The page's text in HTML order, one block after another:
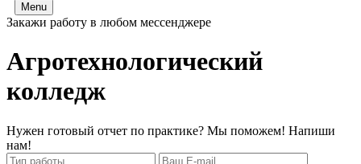
Menu
Закажи работу в любом мессенджере
Агротехнологический
колледж
Нужен готовый отчет по практике? Мы поможем! Напиши
нам!